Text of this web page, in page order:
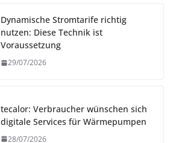
Dynamische Stromtarife richtig
nutzen: Diese Technik ist
Voraussetzung
29/07/2026
tecalor: Verbraucher wünschen sich
digitale Services für Wärmepumpen
28/07/2026